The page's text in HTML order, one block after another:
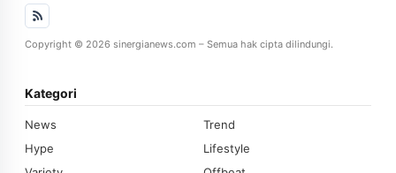
Copyright © 2026 sinergianews.com – Semua hak cipta dilindungi.
Kategori
News
Trend
Hype
Lifestyle